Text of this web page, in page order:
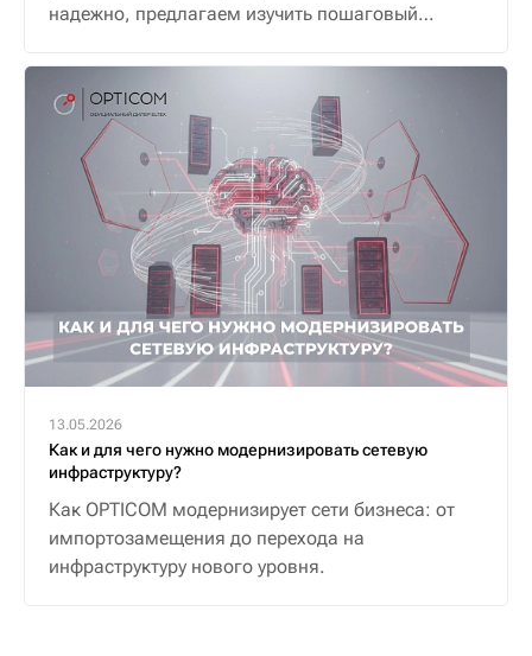
надежно, предлагаем изучить пошаговый
13.05.2026
Как и для чего нужно модернизировать сетевую
инфраструктуру?
Как OPTICOM модернизирует сети бизнеса: от
импортозамещения до перехода на
инфраструктуру нового уровня.